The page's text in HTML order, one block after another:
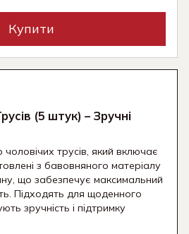
Купити
(5 штук) – Зручні
трусів, який включає
з бавовняного матеріалу
що забезпечує максимальний
Підходять для щоденного
зручність і підтримку